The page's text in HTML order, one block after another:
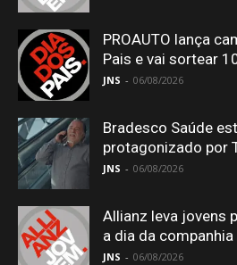
PROAUTO lança
Pais e vai sortear
JNS - 06/08/2026
Bradesco Saúde
protagonizado por
JNS - 06/08/2026
Allianz leva jovens
a dia da companhia
JNS - 06/08/2026